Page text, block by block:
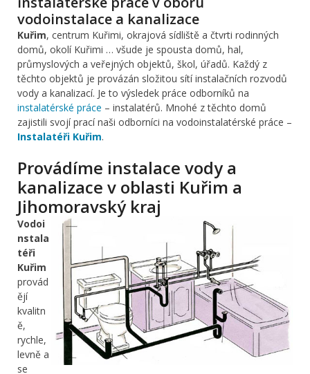
vodoinstalace a kanalizace
Kuřim, centrum Kuřimi, okrajová sídliště a čtvrti rodinných
domů, okolí Kuřimi … všude je spousta domů, hal,
průmyslových a veřejných objektů, škol, úřadů. Každý z
těchto objektů je provázán složitou sítí instalačních rozvodů
vody a kanalizací. Je to výsledek práce odborníků na
instalatérské práce – instalatérů. Mnohé z těchto domů
zajistili svojí prací naši odborníci na vodoinstalatérské práce –
Instalatéři Kuřim.
Provádíme instalace vody a
kanalizace v oblasti Kuřim a
Jihomoravský kraj
Vodoi
nstala
téři
Kuřim
provád
ějí
kvalitn
ě,
rychle,
levně a
se